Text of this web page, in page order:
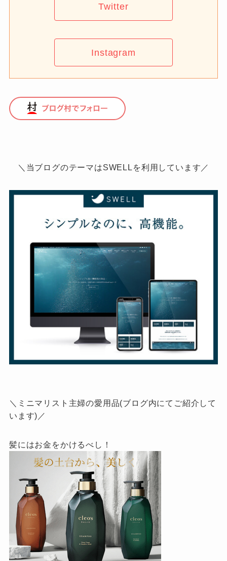
Twitter
Instagram
＼当ブログのテーマはSWELLを利用しています／
＼ミニマリスト主婦の愛用品(ブログ内にてご紹介して
います)／
髪にはお金をかけるべし！